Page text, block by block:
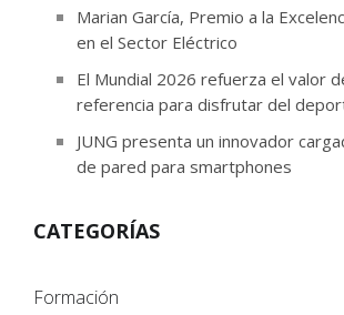
Marian García, Premio a la
en el Sector Eléctrico
El Mundial 2026 refuerza el valor
referencia para disfrutar del
JUNG presenta un innovador
de pared para smartphones
CATEGORÍAS
Formación